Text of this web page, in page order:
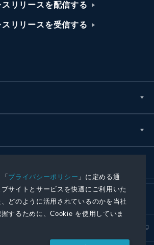
プライバシーポリシー 」に定める通
サイトとサービスを快適にご利用いた
どのように活用されているのかを当社
するために、Cookie を使用していま
スリリースを配信する
スリリースを受信する